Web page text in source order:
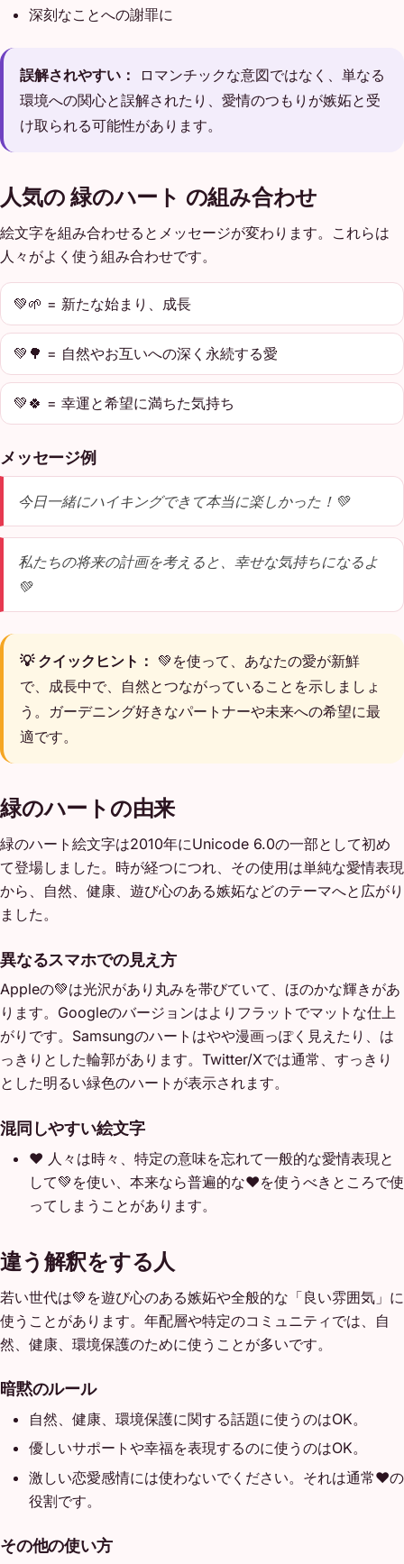
深刻なことへの謝罪に
誤解されやすい：
ロマンチックな意図ではなく、単なる
環境への関心と誤解されたり、愛情のつもりが嫉妬と受
け取られる可能性があります。
人気の 緑のハート の組み合わせ
絵文字を組み合わせるとメッセージが変わります。これらは
人々がよく使う組み合わせです。
💚🌱 = 新たな始まり、成長
💚🌳 = 自然やお互いへの深く永続する愛
💚🍀 = 幸運と希望に満ちた気持ち
メッセージ例
今日一緒にハイキングできて本当に楽しかった！💚
私たちの将来の計画を考えると、幸せな気持ちになるよ
💚
💡 クイックヒント： 💚を使って、あなたの愛が新鮮
で、成長中で、自然とつながっていることを示しましょ
う。ガーデニング好きなパートナーや未来への希望に最
適です。
緑のハートの由来
緑のハート絵文字は2010年にUnicode 6.0の一部として初め
て登場しました。時が経つにつれ、その使用は単純な愛情表現
から、自然、健康、遊び心のある嫉妬などのテーマへと広がり
ました。
異なるスマホでの見え方
Appleの💚は光沢があり丸みを帯びていて、ほのかな輝きがあ
ります。Googleのバージョンはよりフラットでマットな仕上
がりです。Samsungのハートはやや漫画っぽく見えたり、は
っきりとした輪郭があります。Twitter/Xでは通常、すっきり
とした明るい緑色のハートが表示されます。
混同しやすい絵文字
❤️ 人々は時々、特定の意味を忘れて一般的な愛情表現と
して💚を使い、本来なら普遍的な❤️を使うべきところで使
ってしまうことがあります。
違う解釈をする人
若い世代は💚を遊び心のある嫉妬や全般的な「良い雰囲気」に
使うことがあります。年配層や特定のコミュニティでは、自
然、健康、環境保護のために使うことが多いです。
暗黙のルール
自然、健康、環境保護に関する話題に使うのはOK。
優しいサポートや幸福を表現するのに使うのはOK。
激しい恋愛感情には使わないでください。それは通常❤️の
役割です。
その他の使い方